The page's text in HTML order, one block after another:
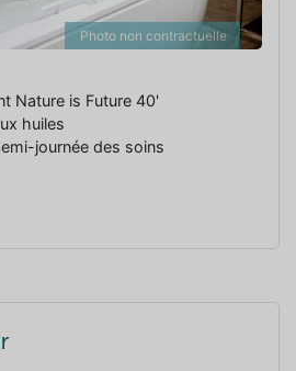
Photo non contractuelle
Nature is Future 40'
huiles
journée des soins